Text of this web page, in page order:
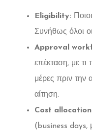
Eligibility:
Συνήθως όλοι
Approval
επέκταση, με
μέρες πριν την
αίτηση.
Cost
(business days,